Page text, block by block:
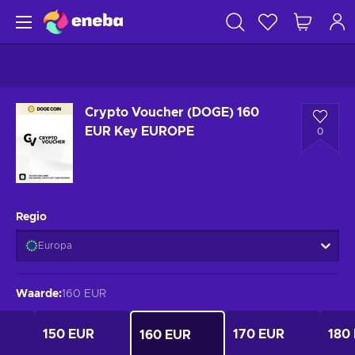
Crypto Voucher (DOGE) 160
EUR Key EUROPE
0
Regio
Europa
Waarde:160 EUR
150 EUR 160 EUR 170 EUR 180